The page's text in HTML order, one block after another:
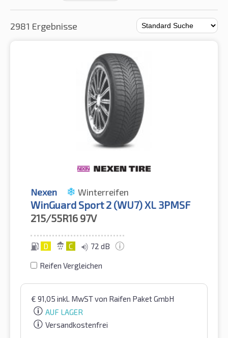
2981 Ergebnisse
Nexen Winterreifen
WinGuard Sport 2 (WU7) XL 3PMSF
215/55R16 97V
D C 72 dB
Reifen Vergleichen
€ 91,05 inkl. MwSTvon Raifen Paket GmbH
AUF LAGER
Versandkostenfrei